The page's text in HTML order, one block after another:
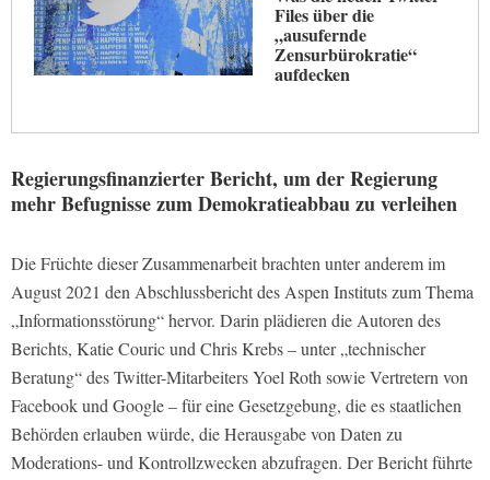
Files über die
„ausufernde
Zensurbürokratie“
aufdecken
Regierungsfinanzierter Bericht, um der Regierung
mehr Befugnisse zum Demokratieabbau zu verleihen
Die Früchte dieser Zusammenarbeit brachten unter anderem im
August 2021 den Abschlussbericht des Aspen Instituts zum Thema
„Informationsstörung“ hervor. Darin plädieren die Autoren des
Berichts, Katie Couric und Chris Krebs – unter „technischer
Beratung“ des Twitter-Mitarbeiters Yoel Roth sowie Vertretern von
Facebook und Google – für eine Gesetzgebung, die es staatlichen
Behörden erlauben würde, die Herausgabe von Daten zu
Moderations- und Kontrollzwecken abzufragen. Der Bericht führte